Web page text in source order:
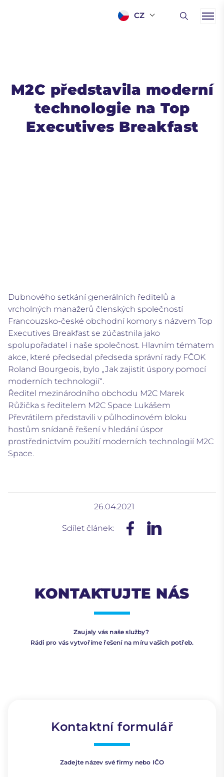
CZ
M2C představila moderní
technologie na Top
Executives Breakfast
Dubnového setkání generálních ředitelů a
vrcholných manažerů členských společností
Francouzsko-české obchodní komory s názvem Top
Executives Breakfast se zúčastnila jako
spolupořadatel i naše společnost. Hlavním tématem
akce, které předsedal předseda správní rady FČOK
Roland Bourgeois, bylo „Jak zajistit úspory pomocí
moderních technologií“.
Ředitel mezinárodního obchodu M2C Marek
Růžička s ředitelem M2C Space Lukášem
Převrátilem představili v půlhodinovém bloku
hostům snídaně řešení v hledání úspor
prostřednictvím použití moderních technologií M2C
Space.
26.04.2021
Sdílet článek:
KONTAKTUJTE NÁS
Zaujaly vás naše služby?
Rádi pro vás vytvoříme řešení na míru vašich potřeb.
Kontaktní formulář
Zadejte název své firmy nebo IČO